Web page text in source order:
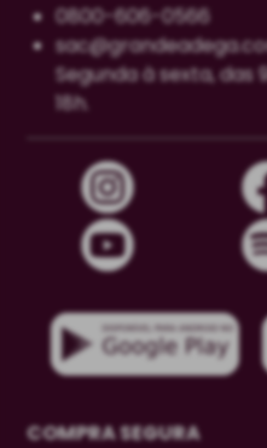
0800-606-0566
Segunda à sexta, das
18h.
COMPRA SEGURA